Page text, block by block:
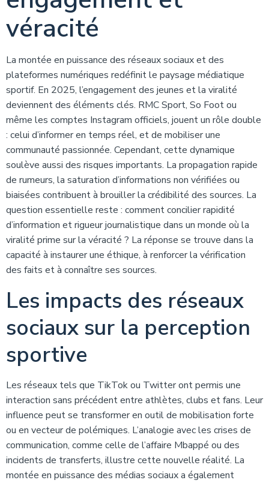
véracité
La montée en puissance des réseaux sociaux et des
plateformes numériques redéfinit le paysage médiatique
sportif. En 2025, l’engagement des jeunes et la viralité
deviennent des éléments clés. RMC Sport, So Foot ou
même les comptes Instagram officiels, jouent un rôle double
: celui d’informer en temps réel, et de mobiliser une
communauté passionnée. Cependant, cette dynamique
soulève aussi des risques importants. La propagation rapide
de rumeurs, la saturation d’informations non vérifiées ou
biaisées contribuent à brouiller la crédibilité des sources. La
question essentielle reste : comment concilier rapidité
d’information et rigueur journalistique dans un monde où la
viralité prime sur la véracité ? La réponse se trouve dans la
capacité à instaurer une éthique, à renforcer la vérification
des faits et à connaître ses sources.
Les impacts des réseaux
sociaux sur la perception
sportive
Les réseaux tels que TikTok ou Twitter ont permis une
interaction sans précédent entre athlètes, clubs et fans. Leur
influence peut se transformer en outil de mobilisation forte
ou en vecteur de polémiques. L’analogie avec les crises de
communication, comme celle de l’affaire Mbappé ou des
incidents de transferts, illustre cette nouvelle réalité. La
montée en puissance des médias sociaux a également